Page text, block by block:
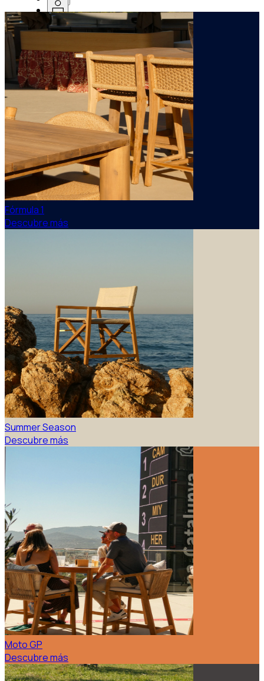
Fórmula 1
Descubre más
Summer Season
Descubre más
Moto GP
Descubre más